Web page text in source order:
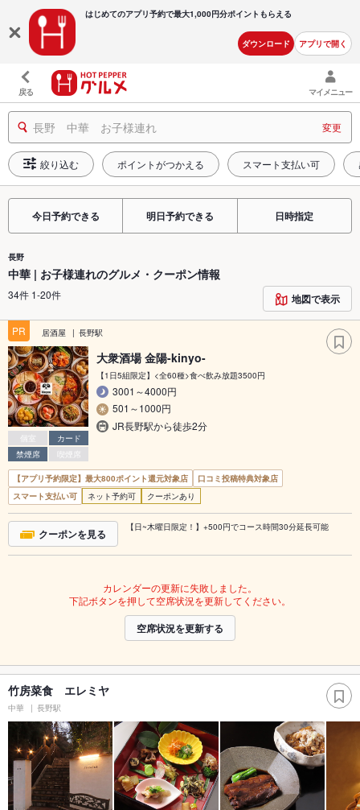
はじめてのアプリ予約で最大1,000円分ポイントもらえる
ダウンロード アプリで開く
戻る マイメニュー
長野 中華 お子様連れ 変更
絞り込む ポイントがつかえる スマート支払い可
今日予約できる 明日予約できる 日時指定
長野
中華 | お子様連れのグルメ・クーポン情報
34件 1-20件 地図で表示
PR 居酒屋 長野駅
個室
カード
禁煙席
喫煙席
大衆酒場 金陽-kinyo-
【1日5組限定】<全60種>食べ飲み放題3500円
3001～4000円
501～1000円
JR長野駅から徒歩2分
【アプリ予約限定】最大800ポイント還元対象店
口コミ投稿特典対象店
スマート支払い可
ネット予約可 クーポンあり
クーポンを見る 【日~木曜日限定！】+500円でコース時間30分延長可能
カレンダーの更新に失敗しました。
下記ボタンを押して空席状況を更新してください。
空席状況を更新する
竹房菜食 エレミヤ
中華 長野駅